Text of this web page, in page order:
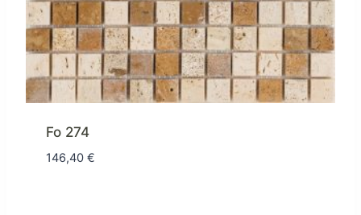
Fo 274
146,40 €